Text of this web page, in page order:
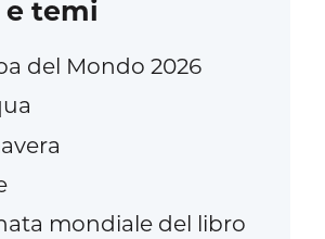
e temi
del Mondo 2026
mondiale del libro